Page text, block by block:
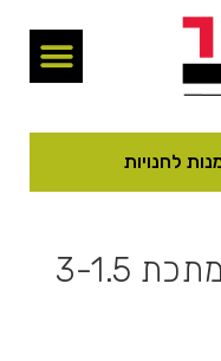
לחנויות
מוט טלסקופי לרולר מתכת 3-1.5